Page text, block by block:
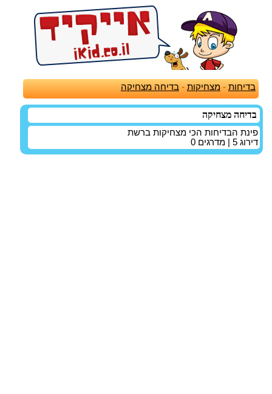
בדיחות -מצחיקות -בדיחה מצחיקה
בדיחה מצחיקה
פינת הבדיחות הכי מצחיקות ברשת
דירוג 5 | מדרגים 0